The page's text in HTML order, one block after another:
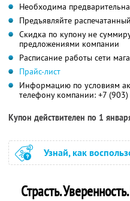
Необходима
Предъявляйте
Скидка по купону не
предложениями компании
Расписание работы сети
Прайс-лист
Информацию по условиям
телефону компании: +7
Купон действителен по 1
Узнай, как
Страсть.